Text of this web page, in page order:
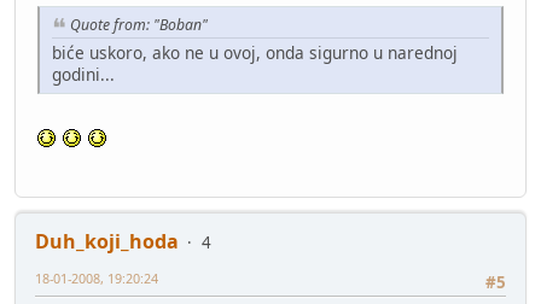
Quote from: "Boban"
biće uskoro, ako ne u ovoj, onda sigurno u narednoj
godini...
Duh_koji_hoda
4
#5
18-01-2008, 19:20:24